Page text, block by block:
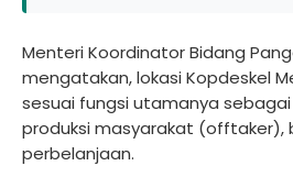
Menteri Koordinator Bidang
mengatakan, lokasi Kopdeskel
sesuai fungsi utamanya
produksi masyarakat (offtaker),
perbelanjaan.